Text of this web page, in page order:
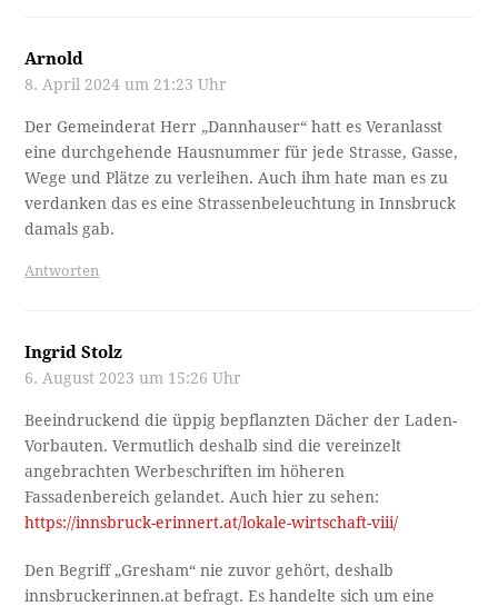
Arnold
8. April 2024 um 21:23 Uhr
Der Gemeinderat Herr „Dannhauser“ hatt es Veranlasst
eine durchgehende Hausnummer für jede Strasse, Gasse,
Wege und Plätze zu verleihen. Auch ihm hate man es zu
verdanken das es eine Strassenbeleuchtung in Innsbruck
damals gab.
Antworten
Ingrid Stolz
6. August 2023 um 15:26 Uhr
Beeindruckend die üppig bepflanzten Dächer der Laden-
Vorbauten. Vermutlich deshalb sind die vereinzelt
angebrachten Werbeschriften im höheren
Fassadenbereich gelandet. Auch hier zu sehen:
https://innsbruck-erinnert.at/lokale-wirtschaft-viii/
Den Begriff „Gresham“ nie zuvor gehört, deshalb
innsbruckerinnen.at befragt. Es handelte sich um eine